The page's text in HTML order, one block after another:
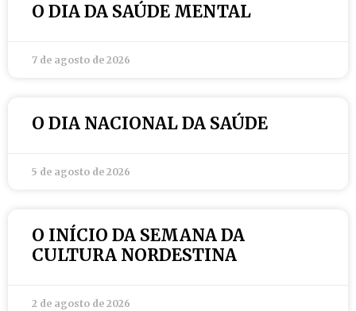
O DIA DA SAÚDE MENTAL
7 de agosto de 2026
O DIA NACIONAL DA SAÚDE
5 de agosto de 2026
O INÍCIO DA SEMANA DA
CULTURA NORDESTINA
2 de agosto de 2026